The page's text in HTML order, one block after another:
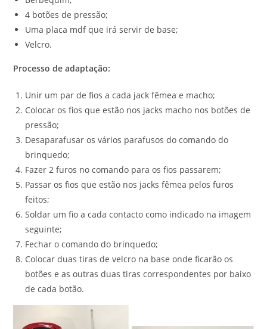
4 botões de pressão;
Uma placa mdf que irá servir de base;
Velcro.
Processo de adaptação:
Unir um par de fios a cada jack fêmea e macho;
Colocar os fios que estão nos jacks macho nos botões de
pressão;
Desaparafusar os vários parafusos do comando do
brinquedo;
Fazer 2 furos no comando para os fios passarem;
Passar os fios que estão nos jacks fêmea pelos furos
feitos;
Soldar um fio a cada contacto como indicado na imagem
seguinte;
Fechar o comando do brinquedo;
Colocar duas tiras de velcro na base onde ficarão os
botões e as outras duas tiras correspondentes por baixo
de cada botão.